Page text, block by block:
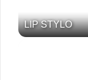
LIP STYLO